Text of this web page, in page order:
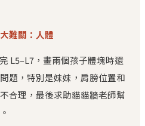
難關：人體
L5–L7，畫兩個孩子體塊時還
題，特別是妹妹，肩膀位置和
合理，最後求助貓貓牆老師幫